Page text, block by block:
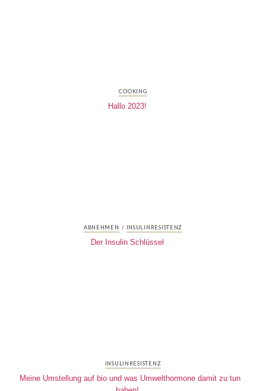
COOKING
Hallo 2023!
ABNEHMEN / INSULINRESISTENZ
Der Insulin Schlüssel
INSULINRESISTENZ
Meine Umstellung auf bio und was Umwelthormone damit zu tun